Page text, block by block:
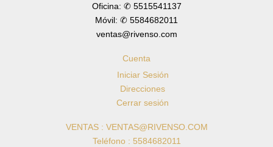
Oficina: ✆ 5515541137
Móvil: ✆ 5584682011
ventas@rivenso.com
Cuenta
Iniciar Sesión
Direcciones
Cerrar sesión
VENTAS : VENTAS@RIVENSO.COM
Teléfono : 5584682011